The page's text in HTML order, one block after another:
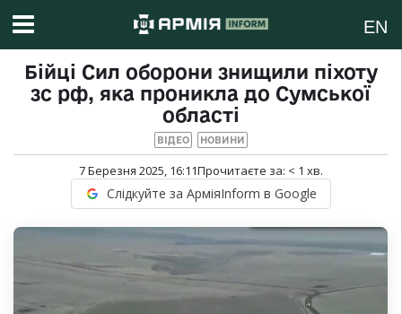
EN
Бійці Сил оборони знищили піхоту
зс рф, яка проникла до Сумської
області
ВІДЕО НОВИНИ
7 Березня 2025, 16:11Прочитаєте за: < 1 хв.
Слідкуйте за АрміяInform в Google